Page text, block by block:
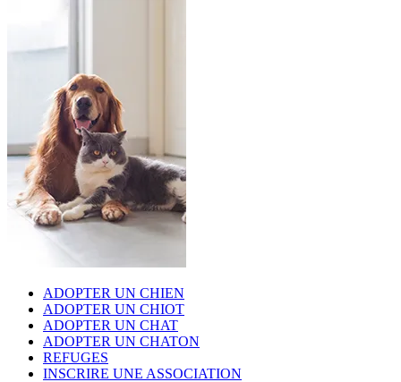
ADOPTER UN CHIEN
ADOPTER UN CHIOT
ADOPTER UN CHAT
ADOPTER UN CHATON
REFUGES
INSCRIRE UNE ASSOCIATION